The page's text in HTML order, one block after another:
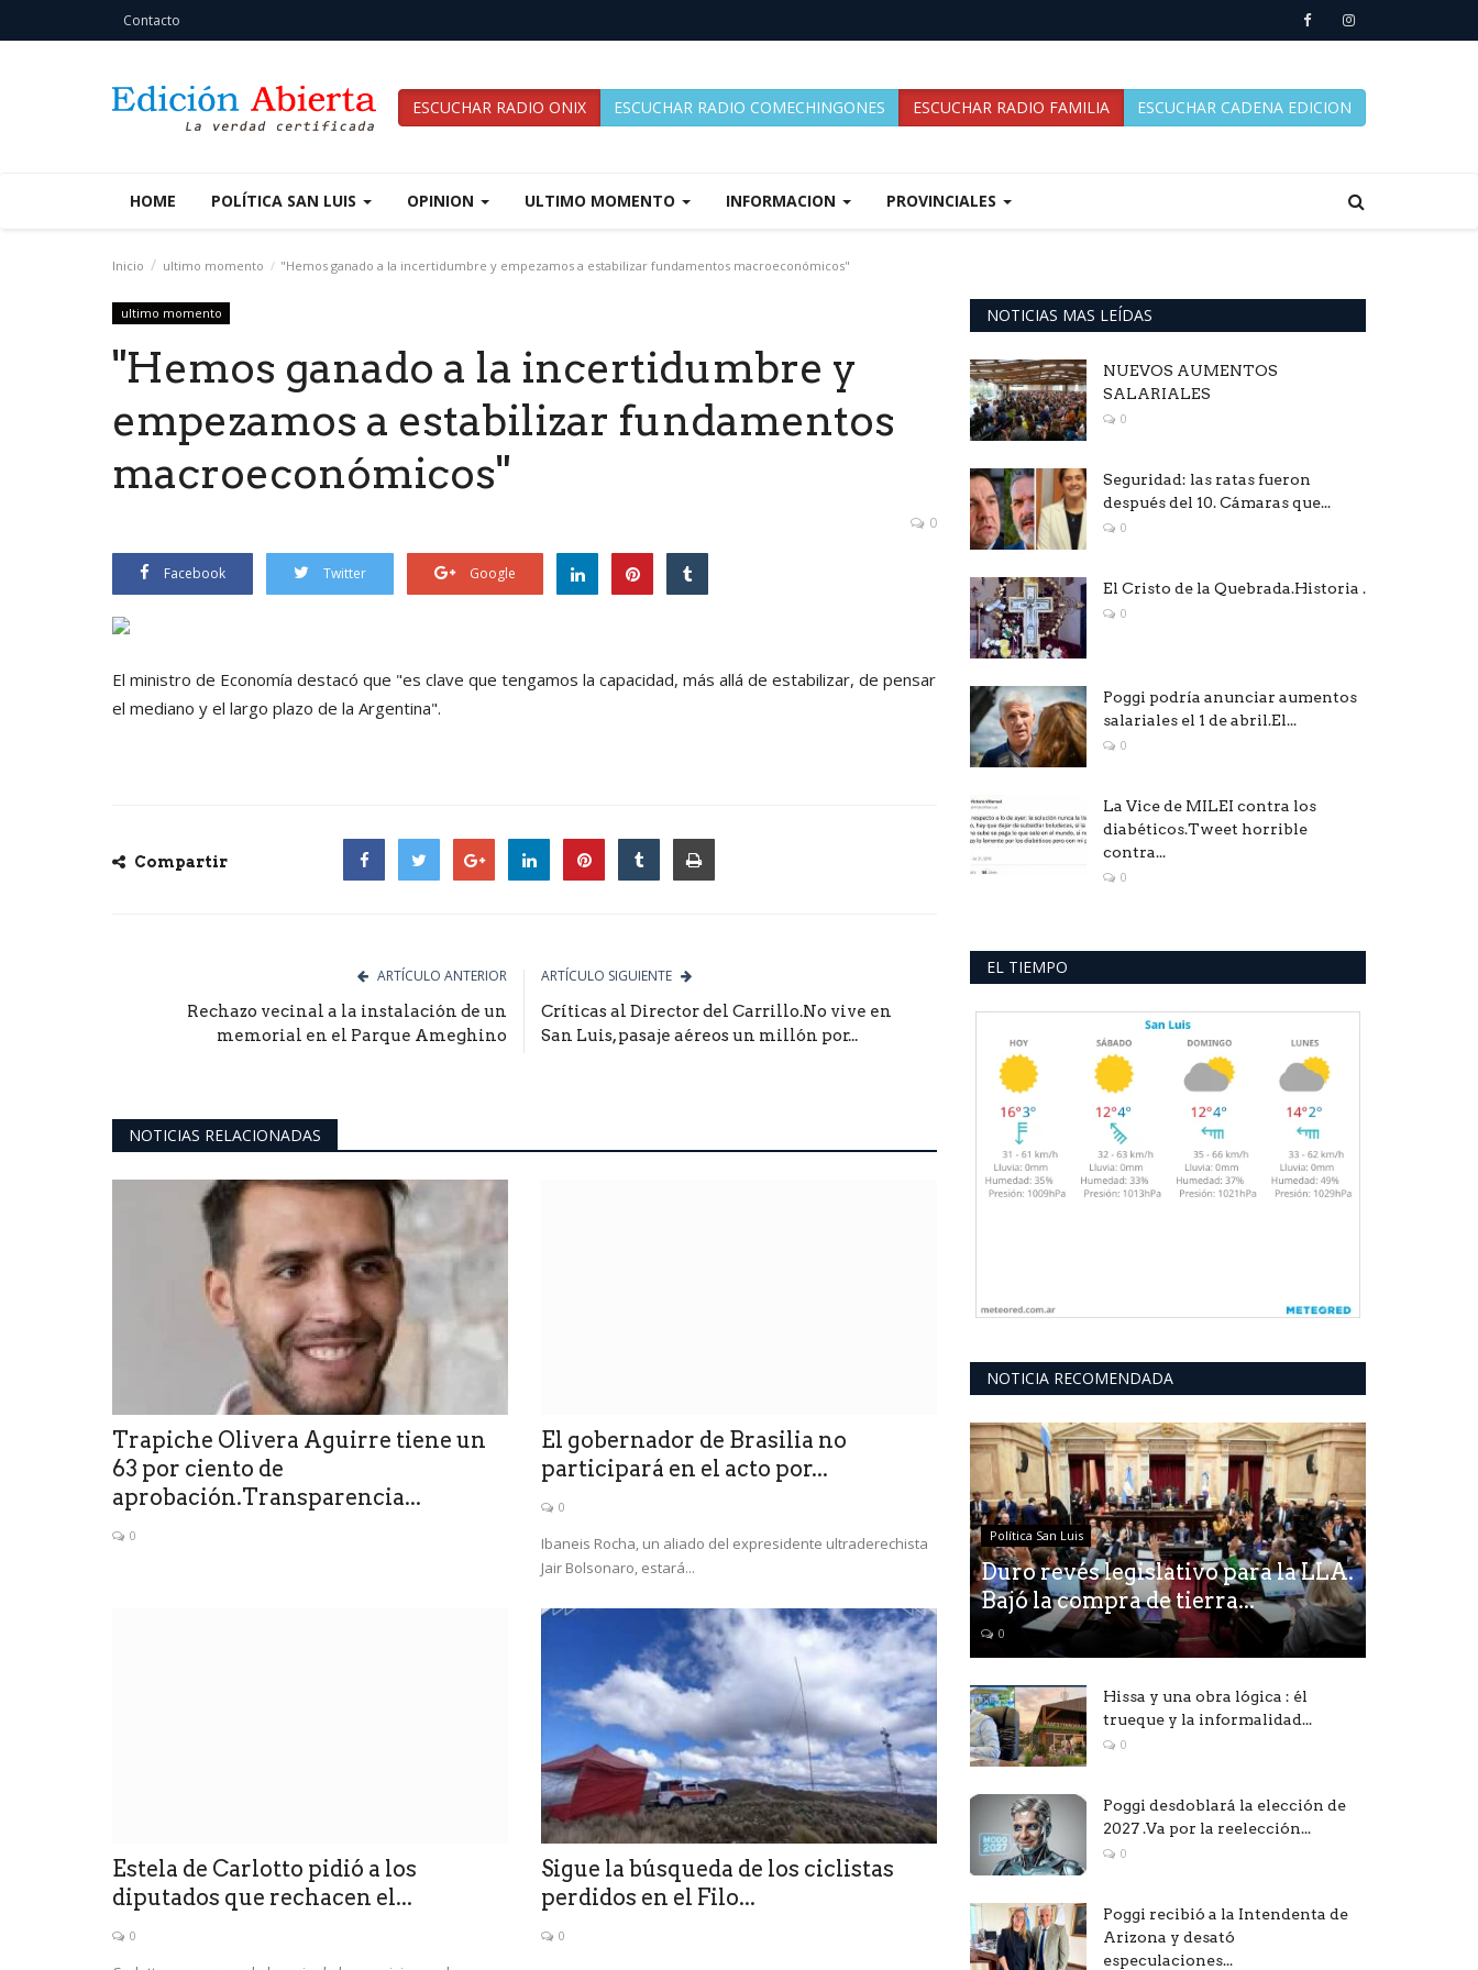
Contacto
ESCUCHAR RADIO ONIX ESCUCHAR RADIO COMECHINGONES ESCUCHAR RADIO FAMILIA ESCUCHAR CADENA EDICION
HOME POLÍTICA SAN LUIS OPINION ULTIMO MOMENTO INFORMACION PROVINCIALES
Inicio ultimo momento "Hemos ganado a la incertidumbre y empezamos a estabilizar fundamentos macroeconómicos"
ultimo momento
"Hemos ganado a la incertidumbre y
empezamos a estabilizar fundamentos
macroeconómicos"
0
Facebook Twitter Google
El ministro de Economía destacó que "es clave que tengamos la capacidad, más allá de estabilizar, de pensar
el mediano y el largo plazo de la Argentina".
Compartir
ARTÍCULO ANTERIOR
Rechazo vecinal a la instalación de un
memorial en el Parque Ameghino
ARTÍCULO SIGUIENTE
Críticas al Director del Carrillo.No vive en
San Luis, pasaje aéreos un millón por...
NOTICIAS RELACIONADAS
Trapiche Olivera Aguirre tiene un
63 por ciento de
aprobación.Transparencia...
0
El gobernador de Brasilia no
participará en el acto por...
0
Ibaneis Rocha, un aliado del expresidente ultraderechista
Jair Bolsonaro, estará...
Estela de Carlotto pidió a los
diputados que rechacen el...
0
Sigue la búsqueda de los ciclistas
perdidos en el Filo...
0
NOTICIAS MAS LEÍDAS
NUEVOS AUMENTOS
SALARIALES
0
Seguridad: las ratas fueron
después del 10. Cámaras que...
0
El Cristo de la Quebrada.Historia .
0
Poggi podría anunciar aumentos
salariales el 1 de abril.El...
0
La Vice de MILEI contra los
diabéticos.Tweet horrible
contra...
0
EL TIEMPO
NOTICIA RECOMENDADA
Política San Luis
Duro revés legislativo para la LLA.
Bajó la compra de tierra...
0
Hissa y una obra lógica : él
trueque y la informalidad...
0
Poggi desdoblará la elección de
2027 .Va por la reelección...
0
Poggi recibió a la Intendenta de
Arizona y desató
especulaciones...